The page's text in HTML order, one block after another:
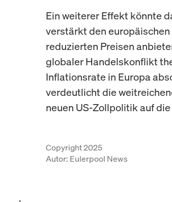
Ein weiterer Effekt könnte
verstärkt den
reduzierten Preisen
globaler Handelskonflikt
Inflationsrate in Europa
verdeutlicht die
neuen US-Zollpolitik auf
Copyright 2025
Autor: Eulerpool News